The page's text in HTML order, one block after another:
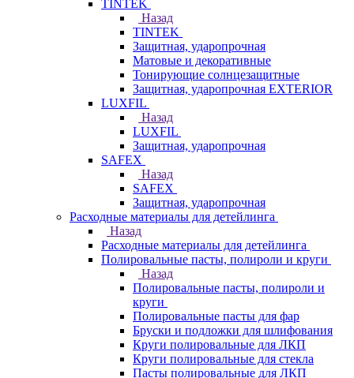
TINTEK
Назад
TINTEK
Защитная, ударопрочная
Матовые и декоративные
Тонирующие солнцезащитные
Защитная, ударопрочная EXTERIOR
LUXFIL
Назад
LUXFIL
Защитная, ударопрочная
SAFEX
Назад
SAFEX
Защитная, ударопрочная
Расходные материалы для детейлинга
Назад
Расходные материалы для детейлинга
Полировальные пасты, полироли и круги
Назад
Полировальные пасты, полироли и
круги
Полировальные пасты для фар
Бруски и подложки для шлифования
Круги полировальные для ЛКП
Круги полировальные для стекла
Пасты полировальные для ЛКП